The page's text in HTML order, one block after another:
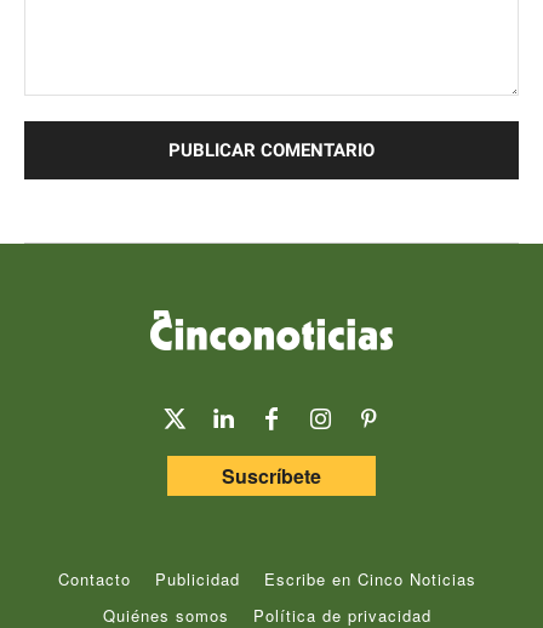
Suscríbete
Contacto Publicidad
Escribe en Cinco Noticias
Quiénes somos
Política de privacidad